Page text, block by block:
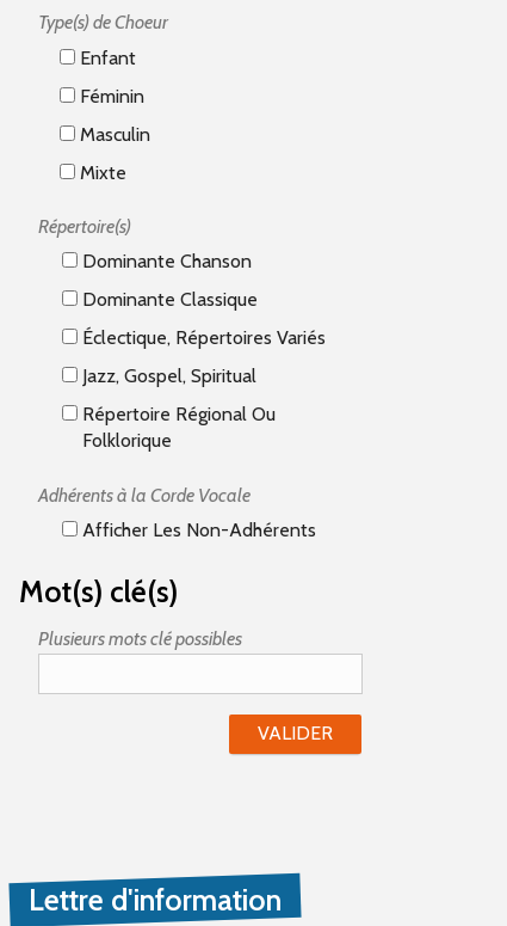
Type(s) de Choeur
Enfant
Féminin
Masculin
Mixte
Répertoire(s)
Dominante Chanson
Dominante Classique
Éclectique, Répertoires Variés
Jazz, Gospel, Spiritual
Répertoire Régional Ou
Folklorique
Adhérents à la Corde Vocale
Afficher Les Non-Adhérents
Mot(s) clé(s)
Plusieurs mots clé possibles
Lettre d'information